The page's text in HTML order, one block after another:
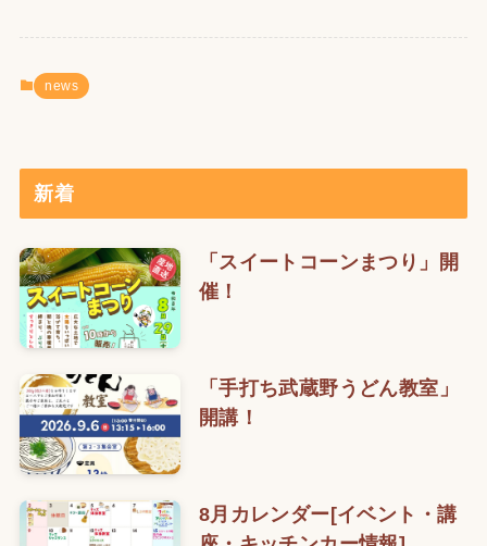
news
新着
「スイートコーンまつり」開
催！
「手打ち武蔵野うどん教室」
開講！
8月カレンダー[イベント・講